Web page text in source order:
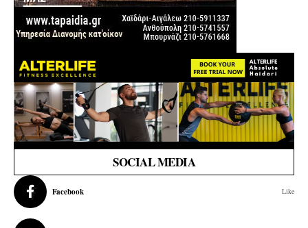
SOCIAL MEDIA
Facebook Like